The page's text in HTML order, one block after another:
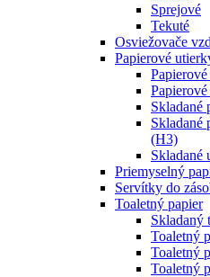
Sprejové
Tekuté
Osviežovače
Papierové
Skladané
(H3)
Skladané
Priemyselný
Servítky do
Toaletný papier
Skladaný
Toaletný
Toaletný
Toaletný